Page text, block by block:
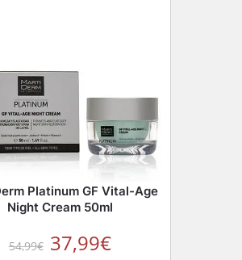
Platinum GF Vital-Age
Night Cream 50ml
54,99€ 37,99€